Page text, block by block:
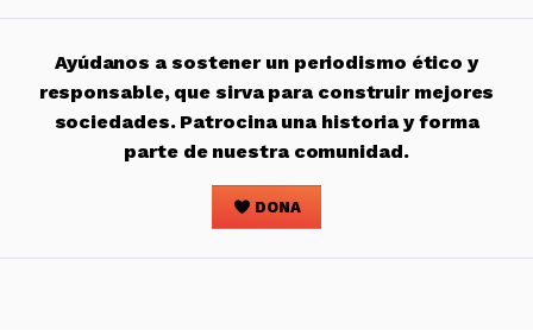
Ayúdanos a sostener un periodismo ético y
responsable, que sirva para construir mejores
sociedades. Patrocina una historia y forma
parte de nuestra comunidad.
DONA